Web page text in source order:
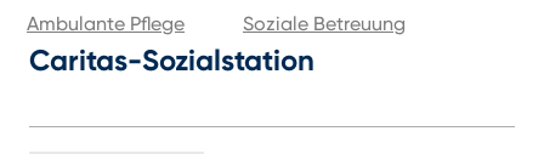
Ambulante Pflege Soziale Betreuung
Caritas-Sozialstation